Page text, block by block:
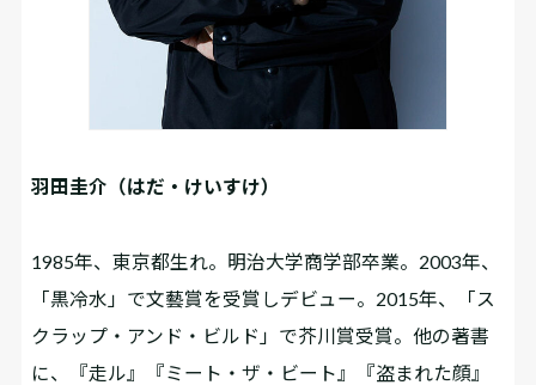
羽田圭介（はだ・けいすけ）
1985年、東京都生れ。明治大学商学部卒業。2003年、
「黒冷水」で文藝賞を受賞しデビュー。2015年、「ス
クラップ・アンド・ビルド」で芥川賞受賞。他の著書
に、『走ル』『ミート・ザ・ビート』『盗まれた顔』